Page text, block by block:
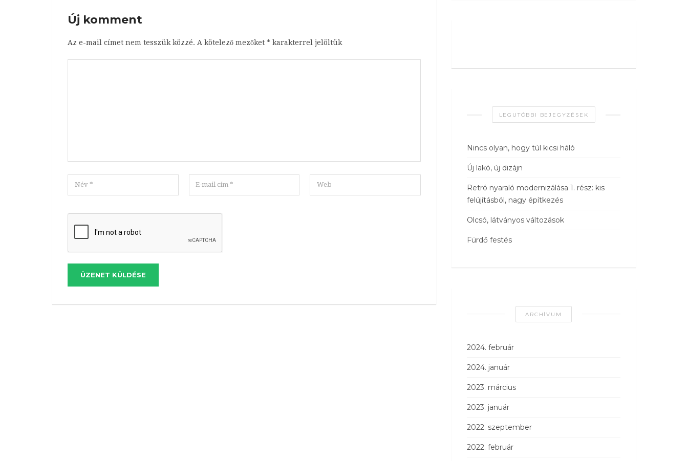
Új komment
Az e-mail címet nem tesszük közzé. A kötelező mezőket * karakterrel jelöltük
ÜZENET KÜLDÉSE
LEGUTÓBBI BEJEGYZÉSEK
Nincs olyan, hogy túl kicsi háló
Új lakó, új dizájn
Retró nyaraló modernizálása 1. rész: kis
felújításból, nagy építkezés
Olcsó, látványos változások
Fürdő festés
ARCHÍVUM
2024. február
2024. január
2023. március
2023. január
2022. szeptember
2022. február